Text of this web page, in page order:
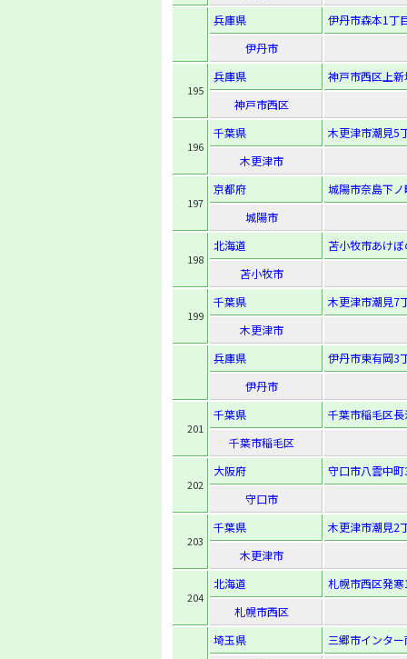
兵庫県
伊丹市森本1丁
伊丹市
195
兵庫県
神戸市西区上
神戸市西区
196
千葉県
木更津市潮見5
木更津市
197
京都府
城陽市奈島下
城陽市
198
北海道
苫小牧市あけ
苫小牧市
199
千葉県
木更津市潮見7
木更津市
兵庫県
伊丹市東有岡3
伊丹市
201
千葉県
千葉市稲毛区
千葉市稲毛区
202
大阪府
守口市八雲中
守口市
203
千葉県
木更津市潮見2
木更津市
204
北海道
札幌市西区発
札幌市西区
埼玉県
三郷市インタ